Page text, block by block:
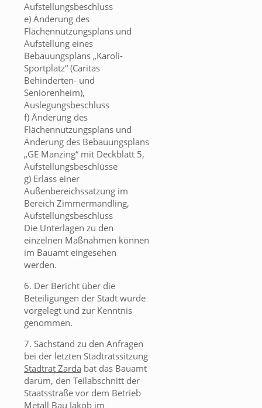
Aufstellungsbeschluss
e) Änderung des
Flächennutzungsplans und
Aufstellung eines
Bebauungsplans „Karoli-
Sportplatz“ (Caritas
Behinderten- und
Seniorenheim),
Auslegungsbeschluss
f) Änderung des
Flächennutzungsplans und
Änderung des Bebauungsplans
„GE Manzing“ mit Deckblatt 5,
Aufstellungsbeschlüsse
g) Erlass einer
Außenbereichssatzung im
Bereich Zimmermandling,
Aufstellungsbeschluss
Die Unterlagen zu den
einzelnen Maßnahmen können
im Bauamt eingesehen
werden.
6. Der Bericht über die
Beteiligungen der Stadt wurde
vorgelegt und zur Kenntnis
genommen.
7. Sachstand zu den Anfragen
bei der letzten Stadtratssitzung
Stadtrat Zarda bat das Bauamt
darum, den Teilabschnitt der
Staatsstraße vor dem Betrieb
Metall Bau Jakob im